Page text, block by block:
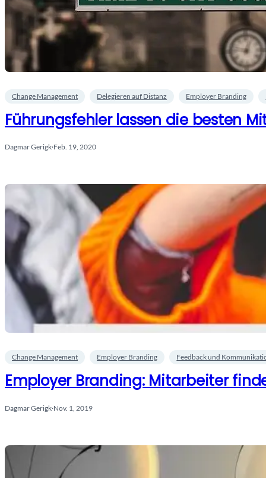
Change Management Delegieren auf Distanz Employer Branding
Führungsfehler lassen die besten
Dagmar Gerigk·Feb. 19, 2020
Change Management Employer Branding Feedback und
Employer Branding: Mitarbeiter
Dagmar Gerigk·Nov. 1, 2019